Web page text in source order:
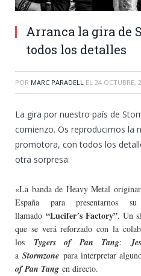
Arranca la gira de
todos los detalles
POR MARC PARADELL EL 24 OCTUBRE,
La gira por nuestro país de
comienzo. Os reproducimos la
promotora, con todos los
otra sorpresa:
«La banda de Heavy Metal
España para presentarnos
llamado “Lucifer´s Factory”. Un
que se verá reforzado con la
los Tygers of Pan Tang:
aStormzone para interpretar
of Pan Tang en directo.